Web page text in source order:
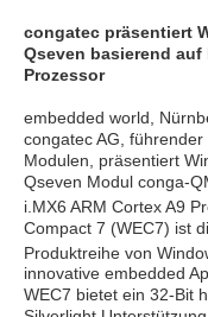
congatec präsentiert
Qseven basierend auf
Prozessor
embedded world,
congatec AG,
Modulen, präsentiert
Qseven Modul conga-
i.MX6 ARM Cortex A9
Compact 7 (WEC7) ist
Produktreihe von
innovative embedded
WEC7 bietet ein 32-Bit